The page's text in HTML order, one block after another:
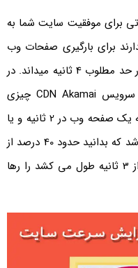
موفقیت سایت شما به
برای بارگیری صفحات وب
منتظر بمانند و گوگل هم این عدد را در حد مطلوب 4 ثانیه میداند. در
واقع طبق مطالعه انجام شده توسط سرویس CDN Akamai چیزی
حدود 47 درصد از مردم انتظار دارند كه یک صفحه وب در 2 ثانیه و یا
حتی كمتر بارگیری شود. شاید جالب باشد که بدانید حدود 40 درصد از
افراد، صفحه ای كه بارگیری آن بیش از 3 ثانیه طول می كشد را رها